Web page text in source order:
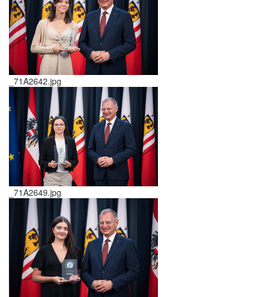
_71A2642.jpg
_71A2649.jpg